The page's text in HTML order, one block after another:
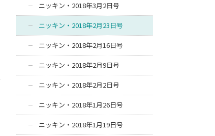
ニッキン・2018年3月2日号
ニッキン・2018年2月23日号
ニッキン・2018年2月16日号
ニッキン・2018年2月9日号
ニッキン・2018年2月2日号
ニッキン・2018年1月26日号
ニッキン・2018年1月19日号